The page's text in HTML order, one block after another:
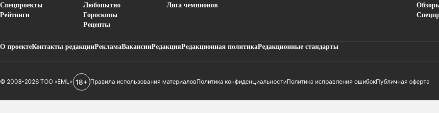
Спецпроекты
Рейтинги
Любопытно
Гороскопы
Рецепты
Лига чемпионов
О проектеКонтакты редакцииРекламаВакансииРедакцияРедакционная политикаРедакционные стандарты
© 2008-2026 ТОО «EML» Правила использования материаловПолитика конфиденциальностиПолитика исправления ошибокПубличная оферта